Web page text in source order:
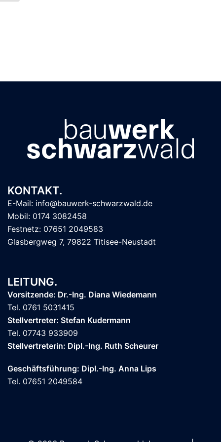
KONTAKT.
E-Mail: info@bauwerk-schwarzwald.de
Mobil: 0174 3082458
Festnetz: 07651 2049583
Glasbergweg 7, 79822 Titisee-Neustadt
LEITUNG.
Vorsitzende: Dr.-Ing. Diana Wiedemann
Tel. 0761 5031415
Stellvertreter: Stefan Kudermann
Tel. 07743 933909
Stellvertreterin: Dipl.-Ing. Ruth Scheurer
Geschäftsführung: Dipl.-Ing. Anna Lips
Tel. 07651 2049584